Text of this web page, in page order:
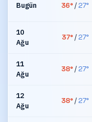
Bugün 36° /27°
10
Ağu
37°/27°
11
Ağu
38° /27°
12
Ağu
38° /27°